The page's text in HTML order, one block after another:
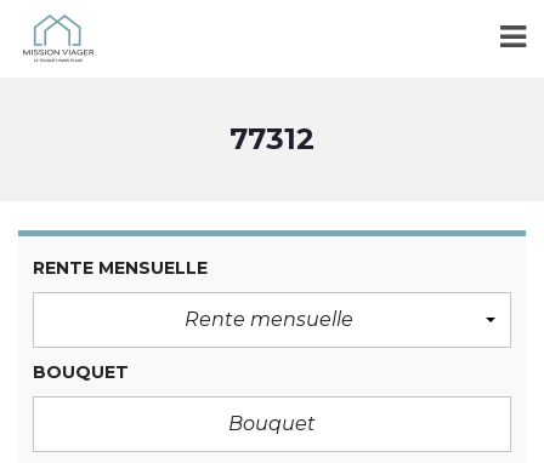
77312
RENTE MENSUELLE
Rente mensuelle
BOUQUET